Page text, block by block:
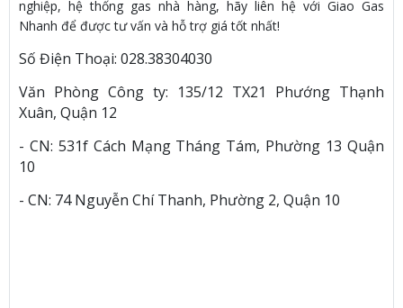
nghiệp, hệ thống gas nhà hàng, hãy liên hệ với Giao Gas
Nhanh để được tư vấn và hỗ trợ giá tốt nhất!
Số Điện Thoại: 028.38304030
Văn Phòng Công ty: 135/12 TX21 Phướng Thạnh
Xuân, Quận 12
- CN: 531f Cách Mạng Tháng Tám, Phường 13 Quận
10
- CN: 74 Nguyễn Chí Thanh, Phường 2, Quận 10